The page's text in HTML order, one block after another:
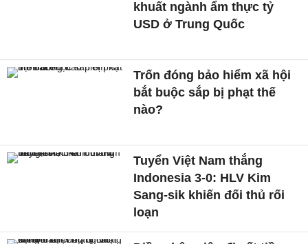
khuất ngành ẩm thực tỷ
USD ở Trung Quốc
Trốn đóng bảo hiểm xã hội
bắt buộc sắp bị phạt thế
nào?
Tuyển Việt Nam thắng
Indonesia 3-0: HLV Kim
Sang-sik khiến đối thủ rối
loạn